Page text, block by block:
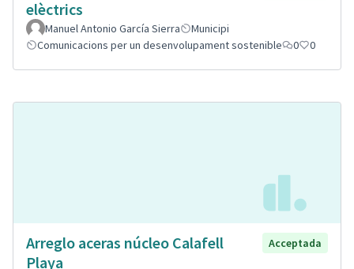
elèctrics
Manuel Antonio García Sierra
Municipi
Comunicacions per un desenvolupament sostenible
0 0
Arreglo aceras núcleo Calafell
Playa
Acceptada